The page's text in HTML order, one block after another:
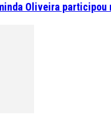
Oliveira participou